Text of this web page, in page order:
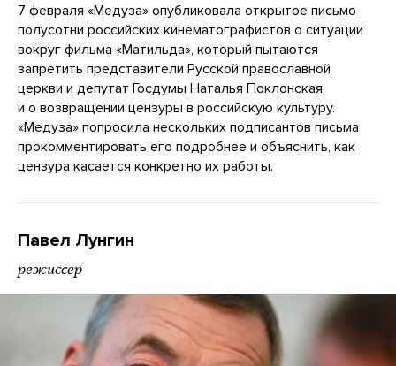
7 февраля «Медуза» опубликовала открытое письмо
полусотни российских кинематографистов о ситуации
вокруг фильма «Матильда», который пытаются
запретить представители Русской православной
церкви и депутат Госдумы Наталья Поклонская,
и о возвращении цензуры в российскую культуру.
«Медуза» попросила нескольких подписантов письма
прокомментировать его подробнее и объяснить, как
цензура касается конкретно их работы.
Павел Лунгин
режиссер